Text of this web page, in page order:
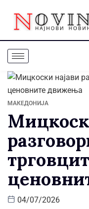
МАКЕДОНИЈА
04/07/2026